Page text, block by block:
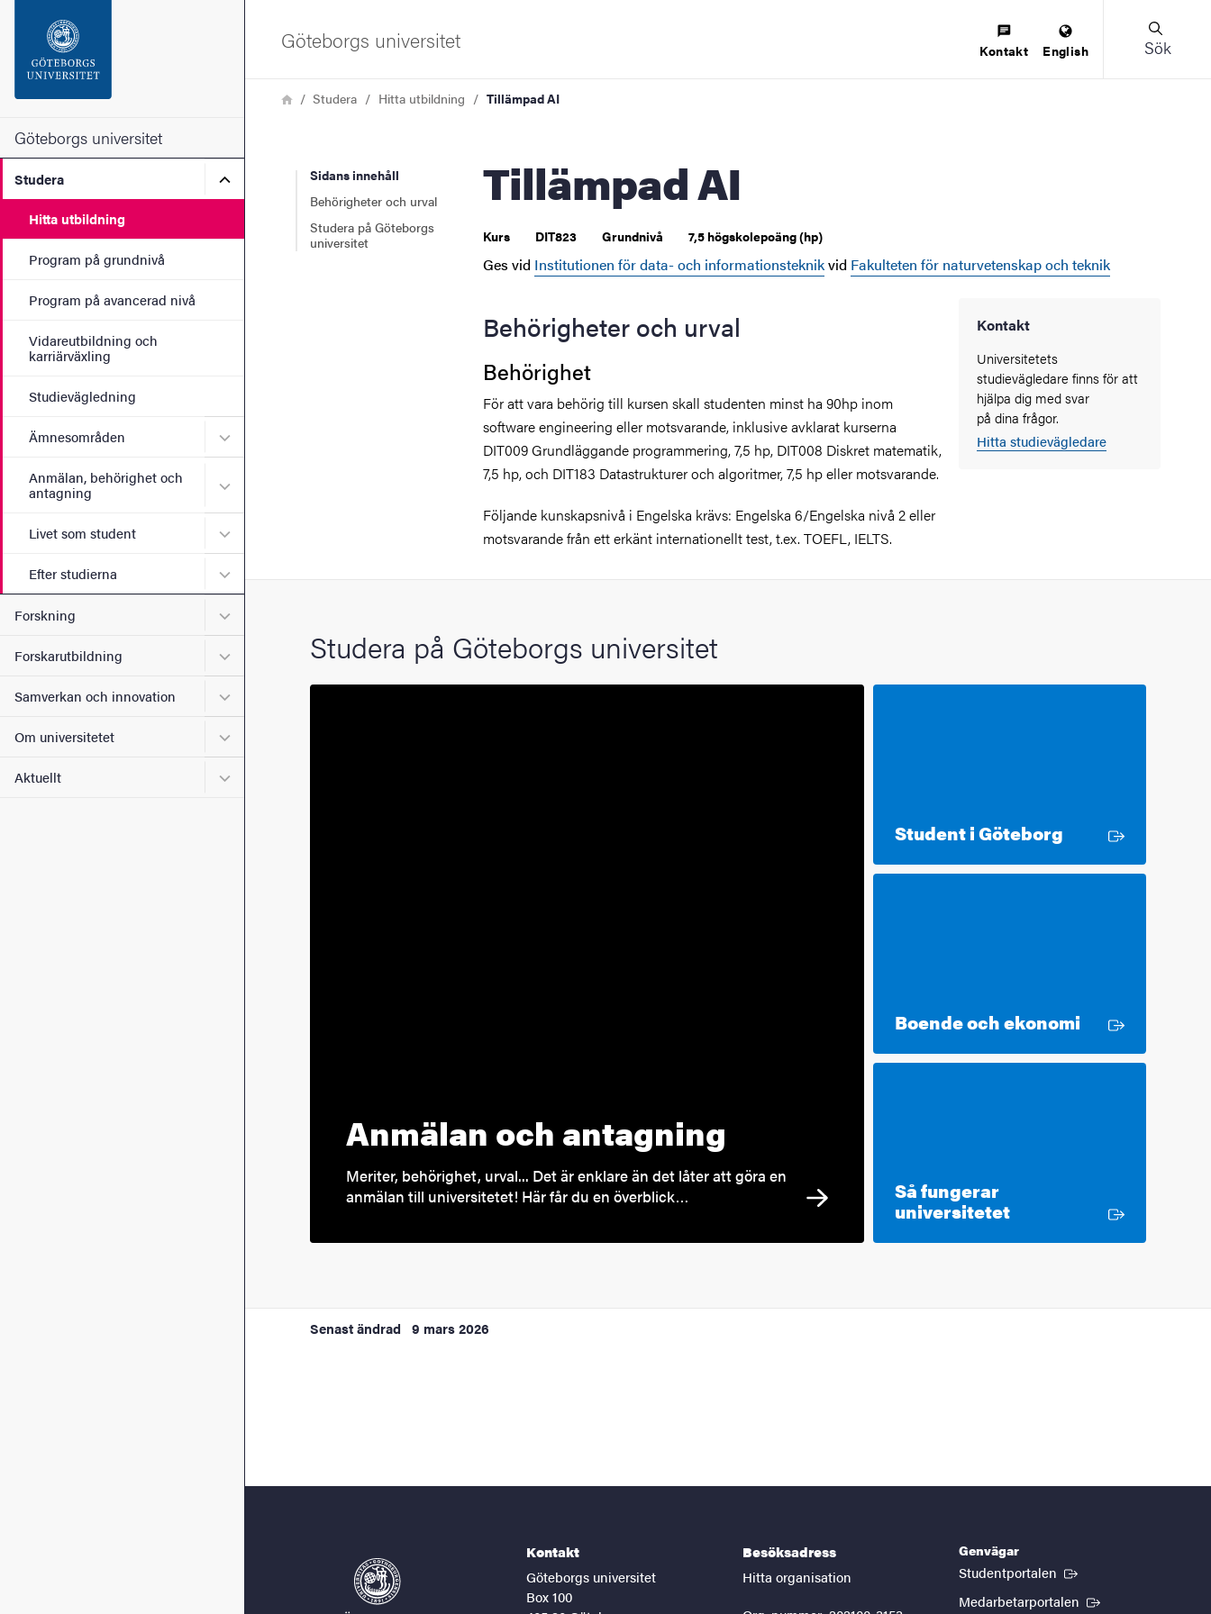
Sidfoten
Om webbplatsen
Göteborgs universitet
Studera Undermeny för Studera
Hitta utbildning
Program på grundnivå
Program på avancerad nivå
Vidareutbildning och
karriärväxling
Studievägledning
Ämnesområden Undermeny för Ämnesområden
Anmälan, behörighet och
antagning
Undermeny för Anmälan, behörighet och antagning
Livet som student Undermeny för Livet som student
Efter studierna Undermeny för Efter studierna
Forskning Undermeny för Forskning
Forskarutbildning Undermeny för Forskarutbildning
Samverkan och innovation Undermeny för Samverkan och innovation
Om universitetet Undermeny för Om universitetet
Aktuellt Undermeny för Aktuellt
Göteborgs universitet Kontakt English Sök
LänkstigHemStudera Hitta utbildning Tillämpad AI
Sidans innehåll
Behörigheter och urval
Studera på Göteborgs
universitet
Tillämpad AI
Kurs DIT823 Grundnivå 7,5 högskolepoäng (hp)
Ges vid Institutionen för data- och informationsteknikvid Fakulteten för naturvetenskap och teknik
Kontakt
Universitetets
studievägledare finns för att
hjälpa dig med svar
på dina frågor.
Hitta studievägledare
Behörigheter och urval
Behörighet
För att vara behörig till kursen skall studenten minst ha 90hp inom
software engineering eller motsvarande, inklusive avklarat kurserna
DIT009 Grundläggande programmering, 7,5 hp, DIT008 Diskret matematik,
7,5 hp, och DIT183 Datastrukturer och algoritmer, 7,5 hp eller motsvarande.
Följande kunskapsnivå i Engelska krävs: Engelska 6/Engelska nivå 2 eller
motsvarande från ett erkänt internationellt test, t.ex. TOEFL, IELTS.
Studera på Göteborgs universitet
Anmälan och antagning
Meriter, behörighet, urval... Det är enklare än det låter att göra en
anmälan till universitetet! Här får du en överblick…
Student i Göteborg Extern länk
Boende och ekonomi Extern länk
Så fungerar
universitetetExtern länk
Senast ändrad 9 mars 2026
Kontakt
Göteborgs universitet
Box 100
Besöksadress
Hitta organisation
Genvägar
Studentportalen (Extern länk)
Medarbetarportalen (Extern länk)